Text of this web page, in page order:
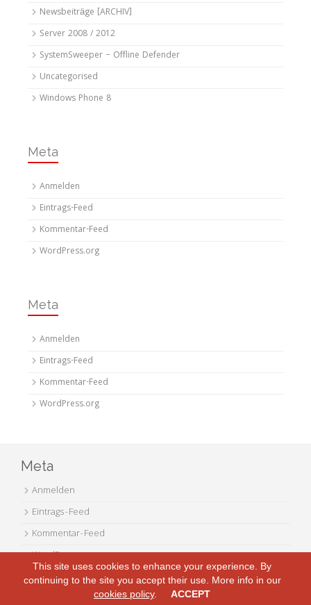
Newsbeiträge [ARCHIV]
Server 2008 / 2012
SystemSweeper – Offline Defender
Uncategorised
Windows Phone 8
Meta
Anmelden
Eintrags-Feed
Kommentar-Feed
WordPress.org
Meta
Anmelden
Eintrags-Feed
Kommentar-Feed
WordPress.org
This site uses cookies to enhance your experience. By
continuing to the site you accept their use. More info in our
cookies policy. ACCEPT
Meta
Anmelden
Eintrags-Feed
Kommentar-Feed
WordPress.org
© 2026 netzmonster.de. All Rights Reserved.